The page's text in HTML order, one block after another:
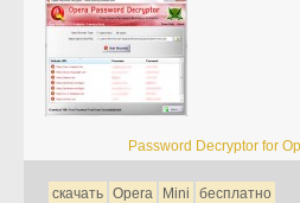
Password Decryptor for
скачать Opera Mini бесплатно